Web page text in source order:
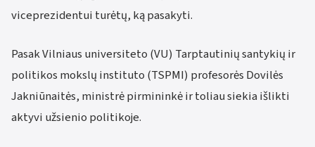
viceprezidentui turėtų, ką pasakyti.
Pasak Vilniaus universiteto (VU) Tarptautinių santykių ir
politikos mokslų instituto (TSPMI) profesorės Dovilės
Jakniūnaitės, ministrė pirmininkė ir toliau siekia išlikti
aktyvi užsienio politikoje.